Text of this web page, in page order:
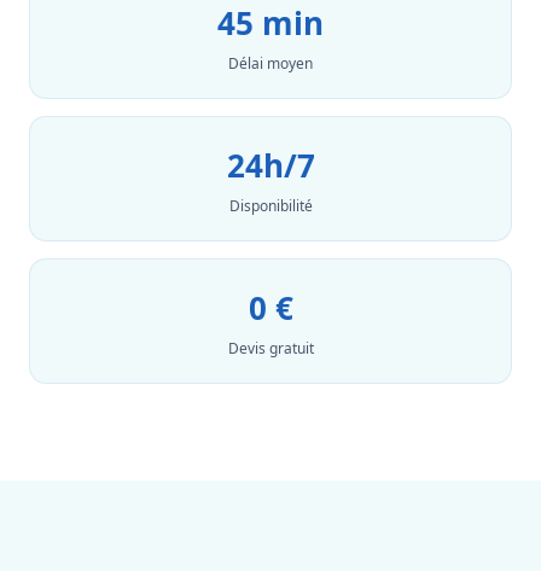
45 min
Délai moyen
24h/7
Disponibilité
0 €
Devis gratuit